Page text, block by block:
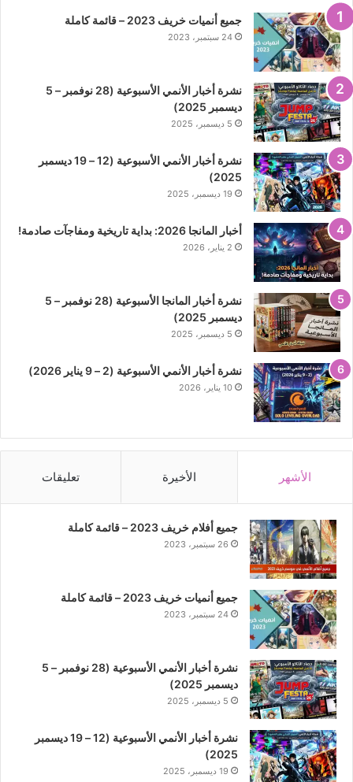
جميع أنميات خريف 2023 – قائمة كاملة
24 سبتمبر، 2023
نشرة أخبار الأنمي الأسبوعية (28 نوفمبر – 5
ديسمبر 2025)
5 ديسمبر، 2025
نشرة أخبار الأنمي الأسبوعية (12 – 19 ديسمبر
2025)
19 ديسمبر، 2025
أخبار المانجا 2026: بداية تاريخية ومفاجآت صادمة!
2 يناير، 2026
نشرة أخبار المانجا الأسبوعية (28 نوفمبر – 5
ديسمبر 2025)
5 ديسمبر، 2025
نشرة أخبار الأنمي الأسبوعية (2 – 9 يناير 2026)
10 يناير، 2026
الأشهر الأخيرة تعليقات
جميع أفلام خريف 2023 – قائمة كاملة
26 سبتمبر، 2023
جميع أنميات خريف 2023 – قائمة كاملة
24 سبتمبر، 2023
نشرة أخبار الأنمي الأسبوعية (28 نوفمبر – 5
ديسمبر 2025)
5 ديسمبر، 2025
نشرة أخبار الأنمي الأسبوعية (12 – 19 ديسمبر
2025)
19 ديسمبر، 2025